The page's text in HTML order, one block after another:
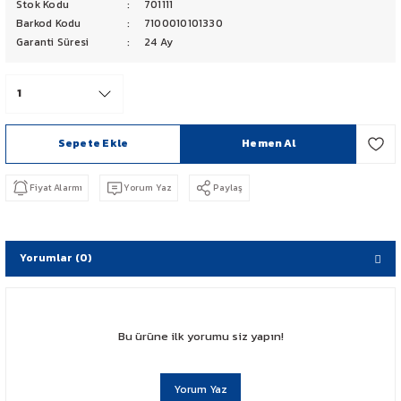
PCX 125-150
CBR 250
CRF 250 RALLY
NX 500
Stok Kodu
701111
Barkod Kodu
7100010101330
Garanti Süresi
24 Ay
Sepete Ekle Hemen Al
Fiyat Alarmı Yorum Yaz Paylaş
Yorumlar (0)
Bu ürüne ilk yorumu siz yapın!
Yorum Yaz